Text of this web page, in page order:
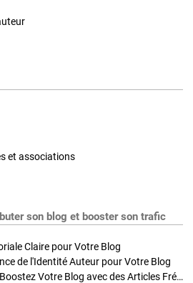
et associations
son blog et booster son trafic
Claire pour Votre Blog
de l'Identité Auteur pour Votre Blog
Stratégies de Publication : Boostez Votre Blog avec des Articles Fréquents et Exclusifs